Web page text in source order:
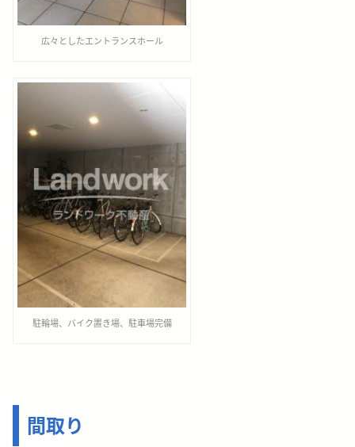
広々としたエントランスホール
駐輪場、バイク置き場、駐車場完備
間取り